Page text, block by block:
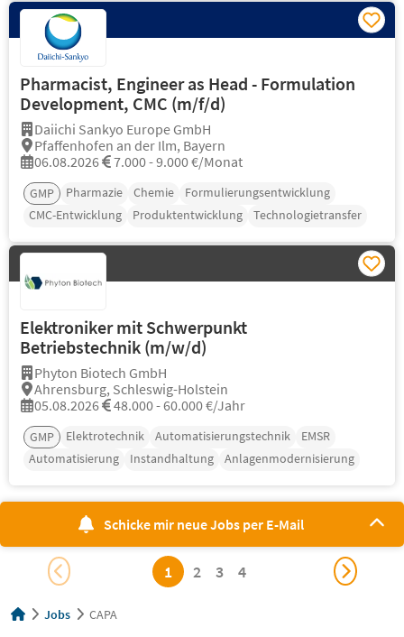
Pharmacist, Engineer as Head - Formulation
Development, CMC (m/f/d)
Daiichi Sankyo Europe GmbH
Pfaffenhofen an der Ilm, Bayern
06.08.2026
7.000 - 9.000 €/Monat
GMP Pharmazie Chemie
Formulierungsentwicklung
CMC-Entwicklung
Produktentwicklung Technologietransfer
Elektroniker mit Schwerpunkt
Betriebstechnik (m/w/d)
Phyton Biotech GmbH
Ahrensburg, Schleswig-Holstein
05.08.2026
48.000 - 60.000 €/Jahr
GMP Elektrotechnik Automatisierungstechnik
EMSR
Automatisierung
Instandhaltung Anlagenmodernisierung
Schicke mir neue Jobs per E-Mail
1 2 3 4
Jobs CAPA